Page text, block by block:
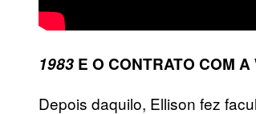
1983 E O CONTRATO COM A
Depois daquilo, Ellison fez